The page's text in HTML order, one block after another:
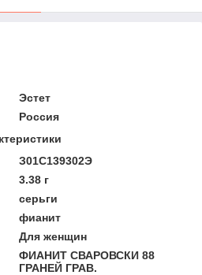
Эстет
Россия
З01С139302Э
3.38 г
серьги
фианит
Для женщин
ФИАНИТ СВАРОВСКИ 88
ГРАНЕЙ ГРАВ.